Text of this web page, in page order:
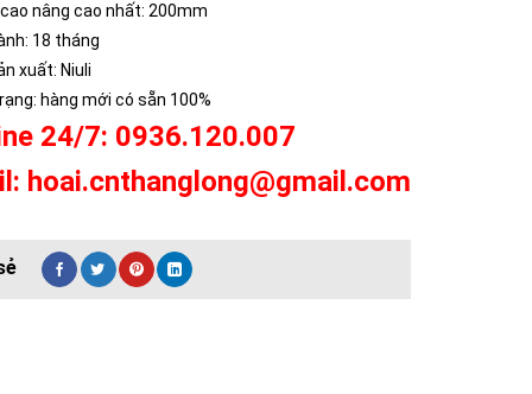
nâng cao nhất: 200mm
18 tháng
xuất: Niuli
hàng mới có sẵn 100%
24/7: 0936.120.007
hoai.cnthanglong@gmail.com